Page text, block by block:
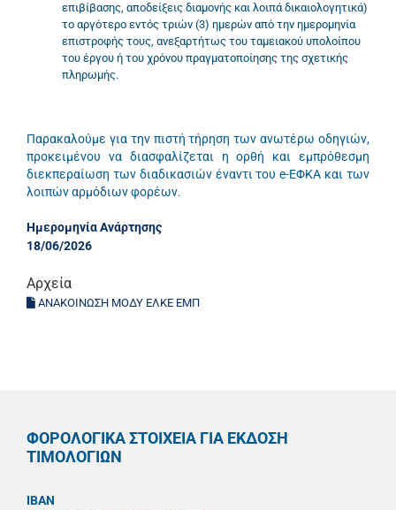
επιβίβασης, αποδείξεις διαμονής και λοιπά δικαιολογητικά)
το αργότερο εντός τριών (3) ημερών από την ημερομηνία
επιστροφής τους, ανεξαρτήτως του ταμειακού υπολοίπου
του έργου ή του χρόνου πραγματοποίησης της σχετικής
πληρωμής.
Παρακαλούμε για την πιστή τήρηση των ανωτέρω οδηγιών,
προκειμένου να διασφαλίζεται η ορθή και εμπρόθεσμη
διεκπεραίωση των διαδικασιών έναντι του e-ΕΦΚΑ και των
λοιπών αρμόδιων φορέων.
Ημερομηνία Ανάρτησης
18/06/2026
Αρχεία
ΑΝΑΚΟΙΝΩΣΗ ΜΟΔΥ ΕΛΚΕ ΕΜΠ
ΦΟΡΟΛΟΓΙΚΑ ΣΤΟΙΧΕΙΑ ΓΙΑ ΕΚΔΟΣΗ
ΤΙΜΟΛΟΓΙΩΝ
IBAN